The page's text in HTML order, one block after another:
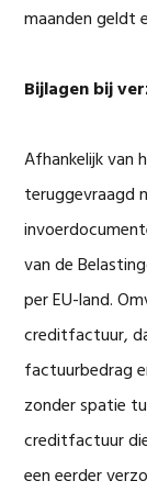
maanden geldt
Bijlagen bij
Afhankelijk van
teruggevraagd
van de
per EU-land.
creditfactuur,
factuurbedrag
zonder spatie
creditfactuur
een eerder